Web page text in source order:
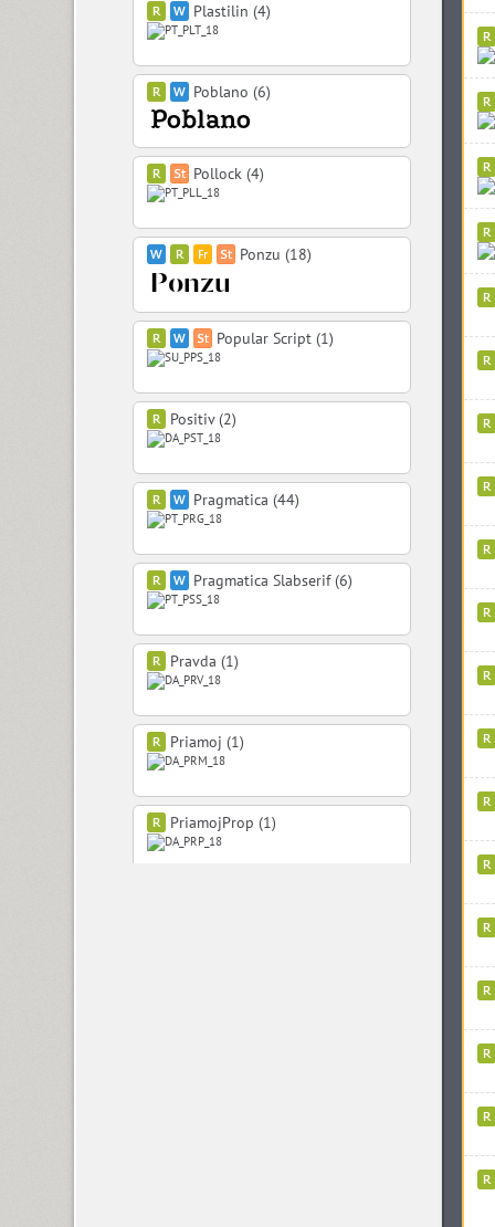
Plastilin (4)
Poblano (6)
Pollock (4)
Ponzu (18)
Popular Script (1)
Positiv (2)
Pragmatica (44)
Pragmatica Slabserif (6)
Pravda (1)
Priamoj (1)
PriamojProp (1)